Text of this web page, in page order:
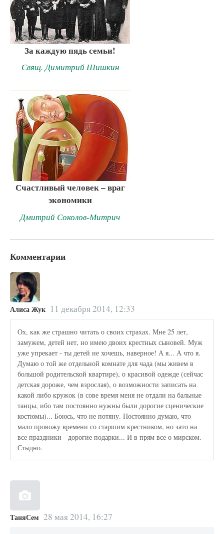
За каждую пядь семьи!
Свящ. Димитрий Шишкин
Счастливый человек – враг
экономики
Дмитрий Соколов-Митрич
Комментарии
Алиса Жук 11 декабря 2014, 12:33
Ох, как же страшно читать о своих страхах. Мне 25 лет,
замужем, детей нет, но имею двоих крестных сыновей. Муж
уже упрекает - ты детей не хочешь, наверное! А я... А что я.
Думаю о той же отдельной комнате для чада (мы живем в
большой родительской квартире), о красивой одежде (сейчас
детская дороже, чем взрослая), о возможности записать на
какой либо кружок (в сове время меня не отдали на бальные
танцы, ибо там постоянно нужны были дорогие сценические
костюмы)... Боюсь, что не потяну. Постоянно думаю, что
мало провожу времени со старшим крестником, но зато на
все праздники - дорогие подарки... И в прям все о мирском.
Стыдно.
ТаняСем 28 мая 2014, 16:27